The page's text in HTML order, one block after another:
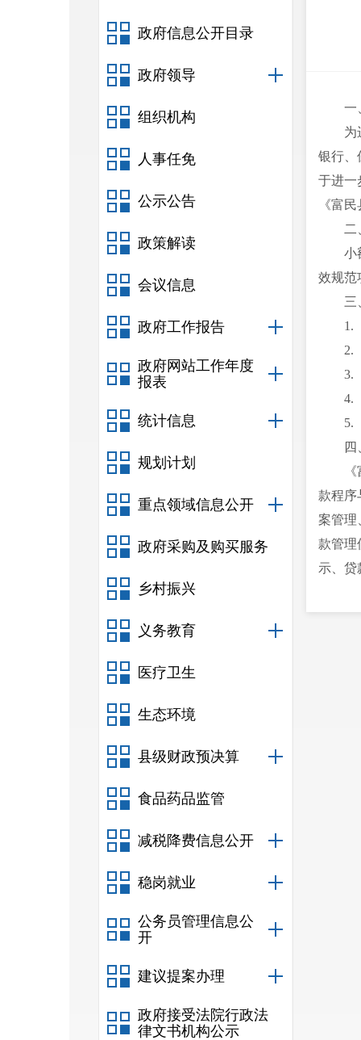
政府信息公开目录
政府领导
组织机构
人事任免
公示公告
政策解读
会议信息
政府工作报告
政府网站工作年度
报表
统计信息
规划计划
重点领域信息公开
政府采购及购买服务
乡村振兴
义务教育
医疗卫生
生态环境
县级财政预决算
食品药品监管
减税降费信息公开
稳岗就业
公务员管理信息公
开
建议提案办理
政府接受法院行政法
律文书机构公示
一
为
银行、
于进一
《富
二
小
效规范
三
1.
2.
3.
4.
5.
款程序
案管理
款管理
示、贷
《